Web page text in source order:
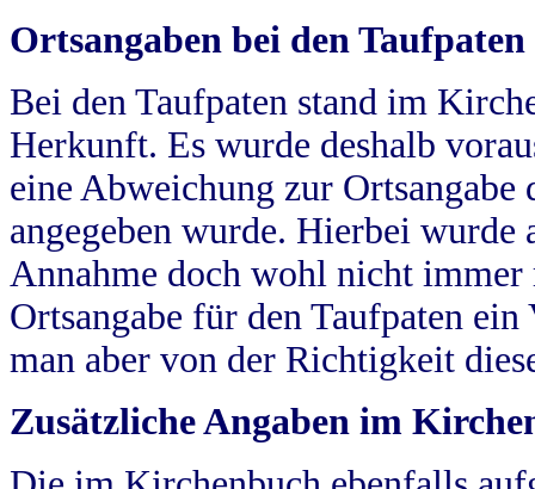
Ortsangaben bei den Taufpaten
Bei den Taufpaten stand im
Herkunft. Es wurde deshalb
eine Abweichung zur
angegeben wurde. Hierbei wurde
Annahme doch wohl nicht
Ortsangabe für den Taufpaten
man aber von der Richtigkeit
Zusätzliche Angaben im